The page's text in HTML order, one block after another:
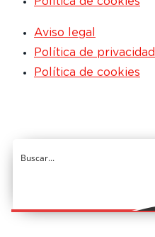
Aviso legal
Política de privacidad
Política de cookies